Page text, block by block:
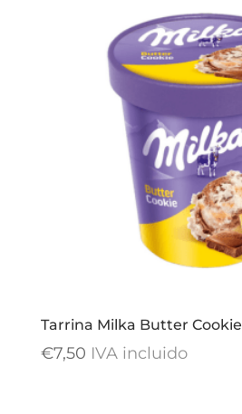
Tarrina Milka Butter Cookie
€7,50 IVA incluido